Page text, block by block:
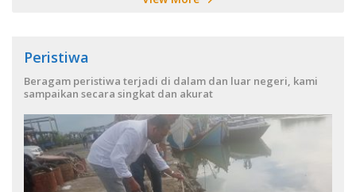
Peristiwa
Beragam peristiwa terjadi di dalam dan luar negeri, kami
sampaikan secara singkat dan akurat